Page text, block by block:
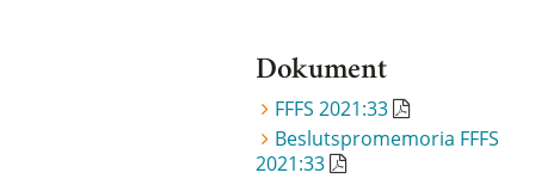
Dokument
FFFS 2021:33
Beslutspromemoria FFFS
2021:33